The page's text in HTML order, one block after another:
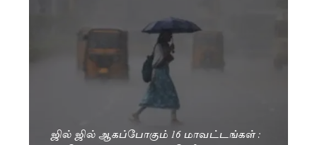
ஜில் ஜில் ஆகப்போகும் 16 மாவட்டங்கள் :